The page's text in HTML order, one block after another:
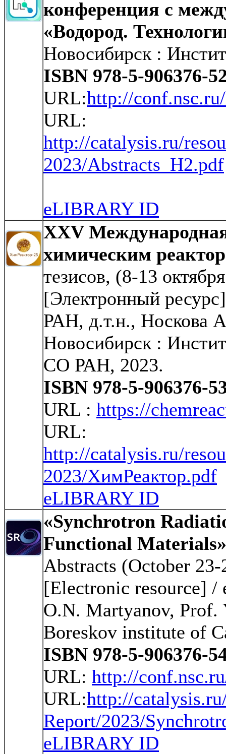
конференция с
«Водород.
Новосибирск :
ISBN 978-5-906376-
URL:http://
URL:
http://catalysis.ru/
2023/Abstracts_H2.pdf
eLIBRARY ID
XXV
химическим
тезисов, (8-13
[Электронный
РАН, д.т.н., Носкова
Новосибирск :
СО РАН, 2023.
ISBN 978-5-906376-
URL : https://
URL:
http://catalysis.ru/
2023/ХимРеактор.pdf
eLIBRARY ID
«Synchrotron
Functional Materials»
Abstracts (October
[Electronic resource]
O.N. Martyanov, Prof.
Boreskov institute of
ISBN 978-5-906376-
URL: http://
URL:http://
Report/2023/
eLIBRARY ID